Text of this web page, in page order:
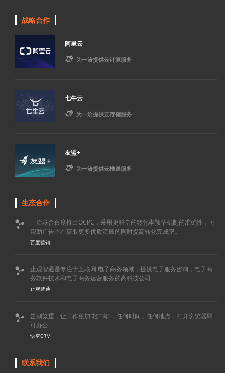
战略合作
阿里云
 为一洽提供云计算服务
七牛云
 为一洽提供云存储服务
友盟+
 为一洽提供云推送服务
生态合作

一洽联合百度推出OCPC，采用更科学的转化率预估机制的准确性，可
帮助广告主在获取更多优质流量的同时提高转化完成率。
百度营销

止观智通是专注于互联网 电子商务领域，提供电子服务咨询，电子商
务软件技术和电子商务运营服务的高科技公司
止观智通

告别繁重，让工作更加“轻”“薄”，任何时间，任何地点，打开浏览器即
可办公
悟空CRM
联系我们